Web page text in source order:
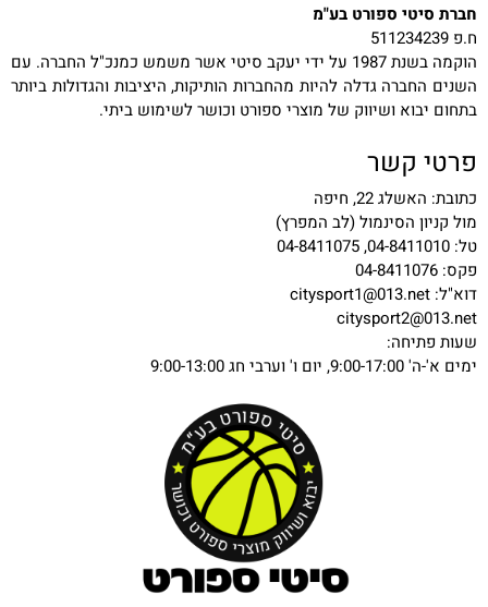
חברת סיטי ספורט בע"מ
ח.פ 511234239
הוקמה בשנת 1987 על ידי יעקב סיטי אשר משמש כמנכ"ל החברה. עם
השנים החברה גדלה להיות מהחברות הותיקות, היציבות והגדולות ביותר
בתחום יבוא ושיווק של מוצרי ספורט וכושר לשימוש ביתי.
פרטי קשר
כתובת: האשלג 22, חיפה
מול קניון הסינמול (לב המפרץ)
טל: 04-8411010, 04-8411075
פקס: 04-8411076
דוא"ל: citysport1@013.net
citysport2@013.net
שעות פתיחה:
ימים א'-ה' 9:00-17:00, יום ו' וערבי חג 9:00-13:00